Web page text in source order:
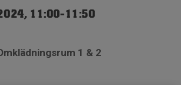
11:00-11:50
1 & 2